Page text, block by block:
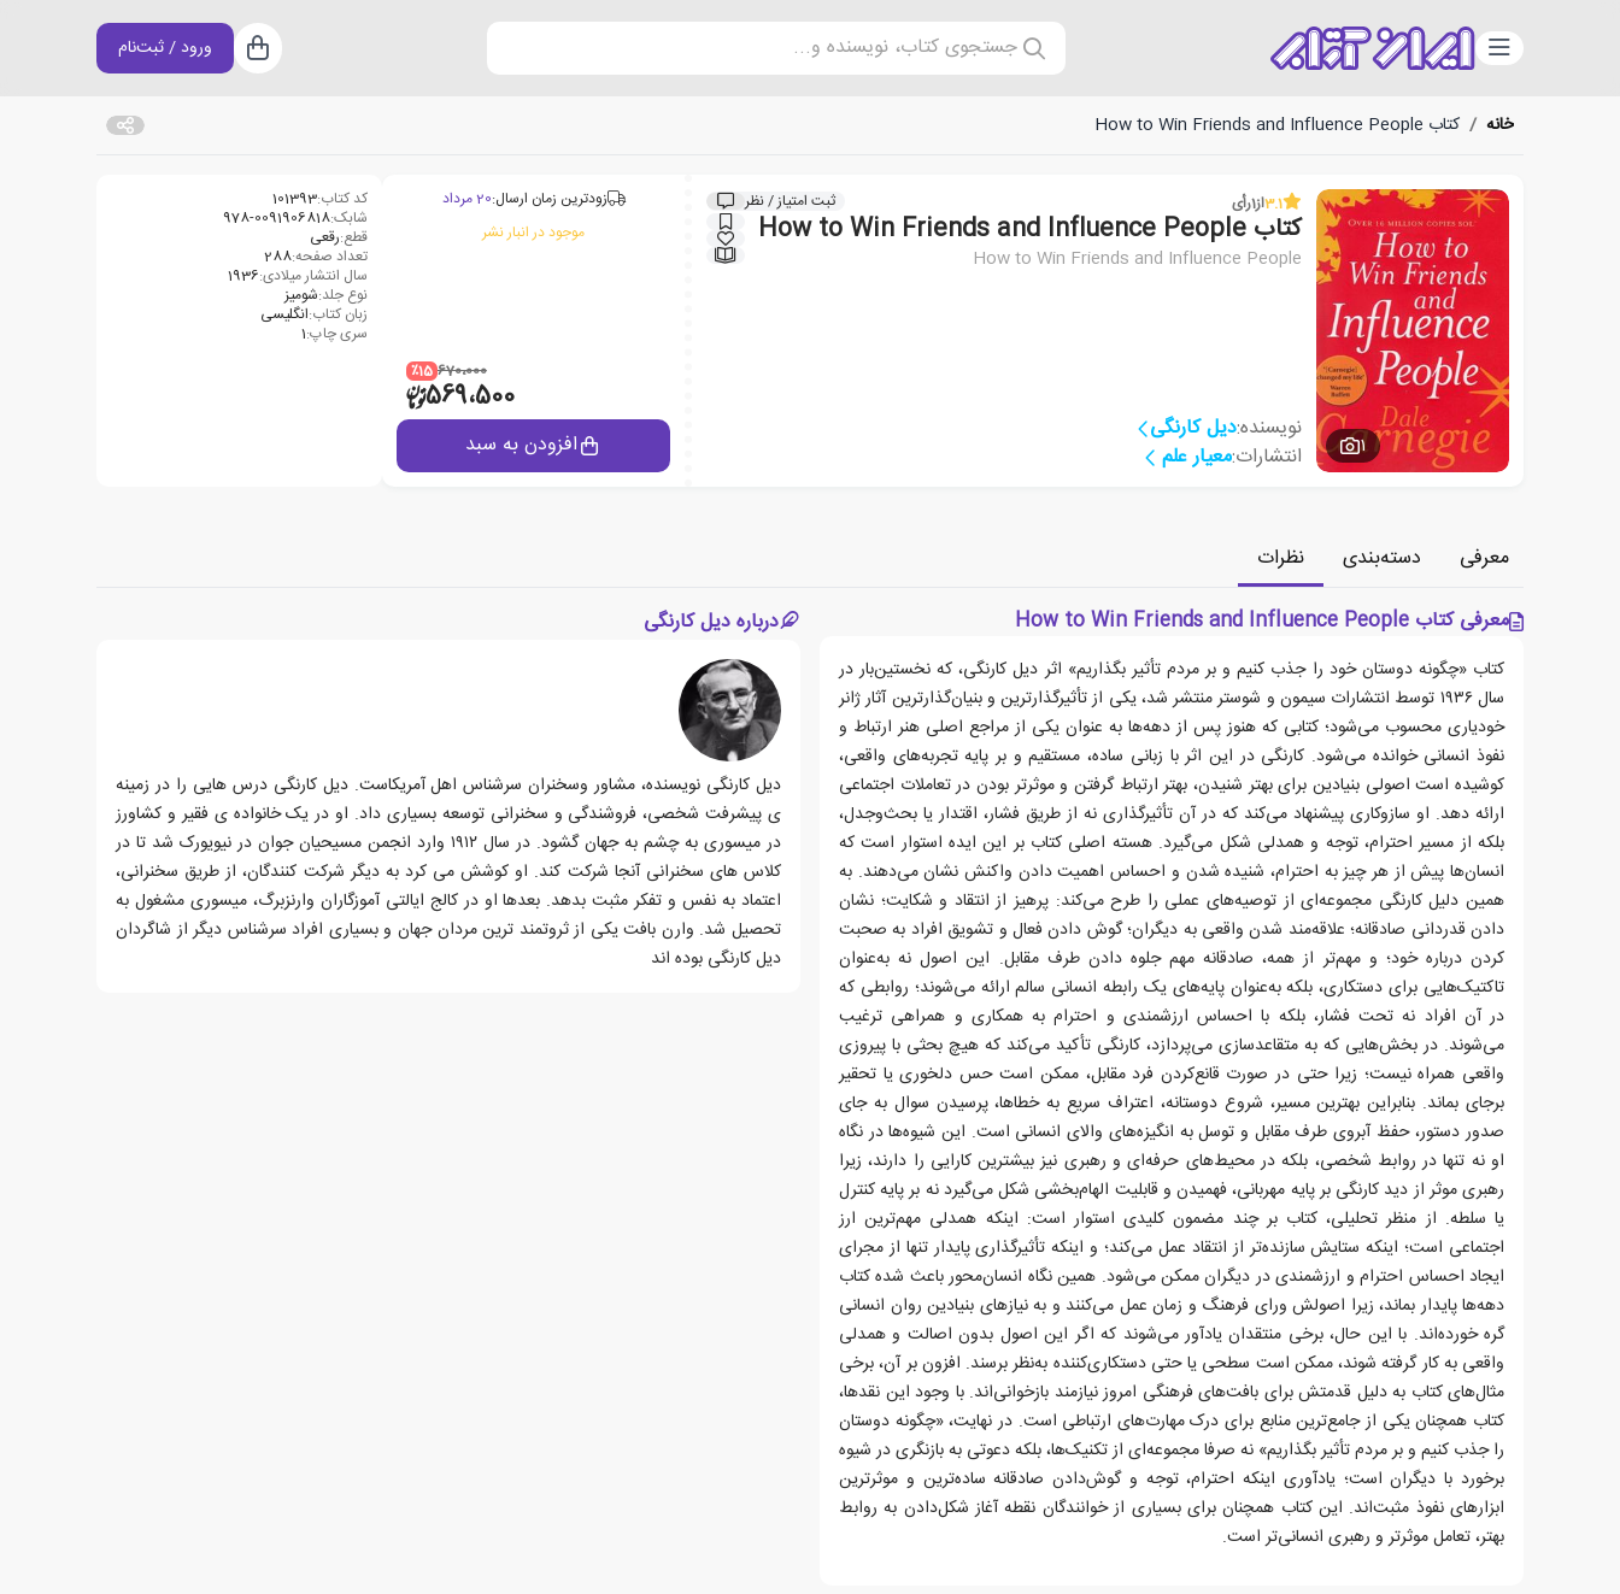
دسته‌بندی جستجوی کتاب، نویسنده و... سبد خرید
ورود / ثبت‌نام
خانه / کتاب How to Win Friends and Influence People
1
3.1از1رأی ثبت امتیاز / نظر
کتاب How to Win Friends and Influence People
How to Win Friends and Influence People
نویسنده:دیل کارنگی
انتشارات:معیار علم
زودترین زمان ارسال:20 مرداد
موجود در انبار نشر
670،000 ٪15
569،500
افزودن به سبد
کد کتاب:101393
شابک:978-0091906818
قطع:رقعی
تعداد صفحه:288
سال انتشار میلادی:1936
نوع جلد:شومیز
زبان کتاب:انگلیسی
سری چاپ:1
معرفی دسته‌بندی
نظرات
معرفی کتاب How to Win Friends and Influence People
کتاب «چگونه دوستان خود را جذب کنیم و بر مردم تأثیر بگذاریم» اثر دیل کارنگی، که نخستین‌بار در
سال ۱۹۳۶ توسط انتشارات سیمون و شوستر منتشر شد، یکی از تأثیرگذارترین و بنیان‌گذارترین آثار ژانر
خودیاری محسوب می‌شود؛ کتابی که هنوز پس از دهه‌ها به عنوان یکی از مراجع اصلی هنر ارتباط و
نفوذ انسانی خوانده می‌شود. کارنگی در این اثر با زبانی ساده، مستقیم و بر پایه تجربه‌های واقعی،
کوشیده است اصولی بنیادین برای بهتر شنیدن، بهتر ارتباط گرفتن و موثرتر بودن در تعاملات اجتماعی
ارائه دهد. او سازوکاری پیشنهاد می‌کند که در آن تأثیرگذاری نه از طریق فشار، اقتدار یا بحث‌وجدل،
بلکه از مسیر احترام، توجه و همدلی شکل می‌گیرد. هسته اصلی کتاب بر این ایده استوار است که
انسان‌ها پیش از هر چیز به احترام، شنیده شدن و احساس اهمیت دادن واکنش نشان می‌دهند. به
همین دلیل کارنگی مجموعه‌ای از توصیه‌های عملی را طرح می‌کند: پرهیز از انتقاد و شکایت؛ نشان
دادن قدردانی صادقانه؛ علاقه‌مند شدن واقعی به دیگران؛ گوش دادن فعال و تشویق افراد به صحبت
کردن درباره خود؛ و مهم‌تر از همه، صادقانه مهم جلوه دادن طرف مقابل. این اصول نه به‌عنوان
تاکتیک‌هایی برای دستکاری، بلکه به‌عنوان پایه‌های یک رابطه انسانی سالم ارائه می‌شوند؛ روابطی که
در آن افراد نه تحت فشار، بلکه با احساس ارزشمندی و احترام به همکاری و همراهی ترغیب
می‌شوند. در بخش‌هایی که به متقاعدسازی می‌پردازد، کارنگی تأکید می‌کند که هیچ بحثی با پیروزی
واقعی همراه نیست؛ زیرا حتی در صورت قانع‌کردن فرد مقابل، ممکن است حس دلخوری یا تحقیر
برجای بماند. بنابراین بهترین مسیر، شروع دوستانه، اعتراف سریع به خطاها، پرسیدن سوال به جای
صدور دستور، حفظ آبروی طرف مقابل و توسل به انگیزه‌های والای انسانی است. این شیوه‌ها در نگاه
او نه تنها در روابط شخصی، بلکه در محیط‌های حرفه‌ای و رهبری نیز بیشترین کارایی را دارند، زیرا
رهبری موثر از دید کارنگی بر پایه مهربانی، فهمیدن و قابلیت الهام‌بخشی شکل می‌گیرد نه بر پایه کنترل
یا سلطه. از منظر تحلیلی، کتاب بر چند مضمون کلیدی استوار است: اینکه همدلی مهم‌ترین ارز
اجتماعی است؛ اینکه ستایش سازنده‌تر از انتقاد عمل می‌کند؛ و اینکه تأثیرگذاری پایدار تنها از مجرای
ایجاد احساس احترام و ارزشمندی در دیگران ممکن می‌شود. همین نگاه انسان‌محور باعث شده کتاب
دهه‌ها پایدار بماند، زیرا اصولش ورای فرهنگ و زمان عمل می‌کنند و به نیازهای بنیادین روان انسانی
گره خورده‌اند. با این حال، برخی منتقدان یادآور می‌شوند که اگر این اصول بدون اصالت و همدلی
واقعی به کار گرفته شوند، ممکن است سطحی یا حتی دستکاری‌کننده به‌نظر برسند. افزون بر آن، برخی
مثال‌های کتاب به دلیل قدمتش برای بافت‌های فرهنگی امروز نیازمند بازخوانی‌اند. با وجود این نقدها،
کتاب همچنان یکی از جامع‌ترین منابع برای درک مهارت‌های ارتباطی است. در نهایت، «چگونه دوستان
را جذب کنیم و بر مردم تأثیر بگذاریم» نه صرفا مجموعه‌ای از تکنیک‌ها، بلکه دعوتی به بازنگری در شیوه
برخورد با دیگران است؛ یادآوری اینکه احترام، توجه و گوش‌دادن صادقانه ساده‌ترین و موثرترین
ابزارهای نفوذ مثبت‌اند. این کتاب همچنان برای بسیاری از خوانندگان نقطه آغاز شکل‌دادن به روابط
بهتر، تعامل موثرتر و رهبری انسانی‌تر است.
درباره دیل کارنگی
دیل کارنگی نویسنده، مشاور وسخنران سرشناس اهل آمریکاست. دیل کارنگی درس هایی را در زمینه
ی پیشرفت شخصی، فروشندگی و سخنرانی توسعه بسیاری داد. او در یک خانواده ی فقیر و کشاورز
در میسوری به چشم به جهان گشود. در سال ۱۹۱۲ وارد انجمن مسیحیان جوان در نیویورک شد تا در
کلاس های سخنرانی آنجا شرکت کند. او کوشش می کرد به دیگر شرکت کنندگان، از طریق سخنرانی،
اعتماد به نفس و تفکر مثبت بدهد. بعدها او در کالج ایالتی آموزگاران وارنزبرگ، میسوری مشغول به
تحصیل شد. وارن بافت یکی از ثروتمند ترین مردان جهان و بسیاری افراد سرشناس دیگر از شاگردان
دیل کارنگی بوده اند